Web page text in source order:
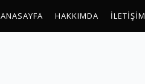
ANASAYFA HAKKIMDA İLETIŞIM